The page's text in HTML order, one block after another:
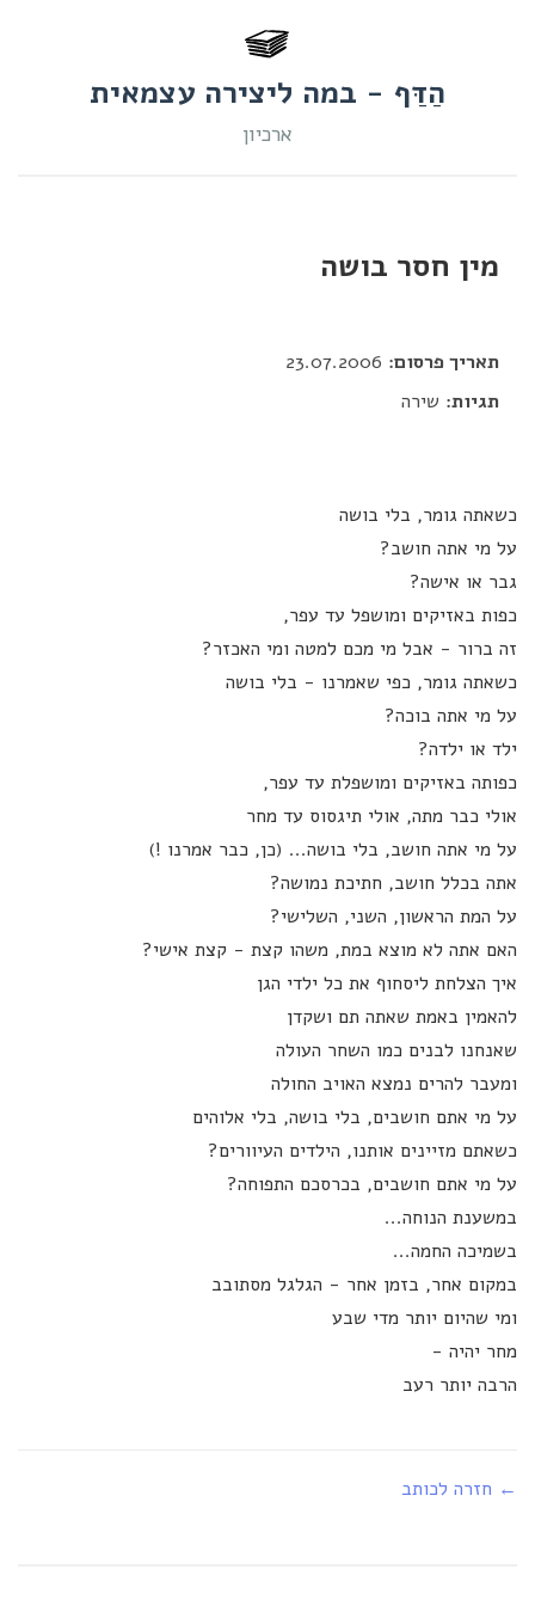
הַדַּף - במה ליצירה עצמאית
ארכיון
מין חסר בושה
תאריך פרסום:
תגיות: שירה
כשאתה גומר, בלי בושה
על מי אתה חושב?
גבר או אישה?
כפות באזיקים ומושפל עד עפר,
זה ברור - אבל מי מכם למטה ומי האכזר?
כשאתה גומר, כפי שאמרנו - בלי בושה
על מי אתה בוכה?
ילד או ילדה?
כפותה באזיקים ומושפלת עד עפר,
אולי כבר מתה, אולי תיגסוס עד מחר
על מי אתה חושב, בלי בושה... (כן, כבר אמרנו !)
אתה בכלל חושב, חתיכת נמושה?
על המת הראשון, השני, השלישי?
האם אתה לא מוצא במת, משהו קצת - קצת אישי?
איך הצלחת ליסחוף את כל ילדי הגן
להאמין באמת שאתה תם ושקדן
שאנחנו לבנים כמו השחר העולה
ומעבר להרים נמצא האויב החולה
על מי אתם חושבים, בלי בושה, בלי אלוהים
כשאתם מזיינים אותנו, הילדים העיוורים?
על מי אתם חושבים, בכרסכם התפוחה?
במשענת הנוחה...
בשמיכה החמה...
במקום אחר, בזמן אחר - הגלגל מסתובב
ומי שהיום יותר מדי שבע
מחר יהיה -
הרבה יותר רעב
← חזרה לכותב